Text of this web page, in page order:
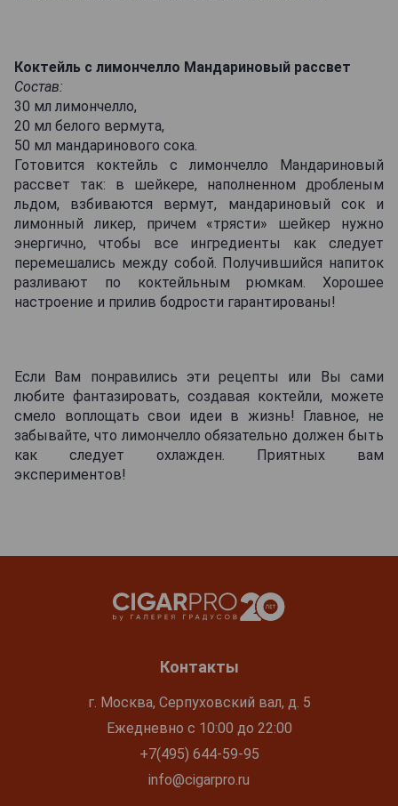
Коктейль с лимончелло Мандариновый рассвет
Состав:
30 мл лимончелло,
20 мл белого вермута,
50 мл мандаринового сока.
Готовится коктейль с лимончелло Мандариновый
рассвет так: в шейкере, наполненном дробленым
льдом, взбиваются вермут, мандариновый сок и
лимонный ликер, причем «трясти» шейкер нужно
энергично, чтобы все ингредиенты как следует
перемешались между собой. Получившийся напиток
разливают по коктейльным рюмкам. Хорошее
настроение и прилив бодрости гарантированы!
Если Вам понравились эти рецепты или Вы сами
любите фантазировать, создавая коктейли, можете
смело воплощать свои идеи в жизнь! Главное, не
забывайте, что лимончелло обязательно должен быть
как следует охлажден. Приятных вам
экспериментов!
Контакты
г. Москва, Серпуховский вал, д. 5
Ежедневно с 10:00 до 22:00
+7(495) 644-59-95
info@cigarpro.ru